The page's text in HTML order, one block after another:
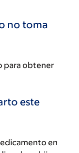
no toma
para obtener
este
en